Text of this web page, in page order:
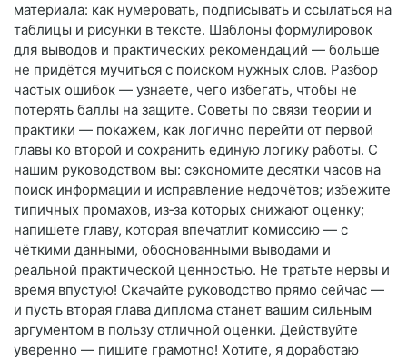
материала: как нумеровать, подписывать и ссылаться на
таблицы и рисунки в тексте. Шаблоны формулировок
для выводов и практических рекомендаций — больше
не придётся мучиться с поиском нужных слов. Разбор
частых ошибок — узнаете, чего избегать, чтобы не
потерять баллы на защите. Советы по связи теории и
практики — покажем, как логично перейти от первой
главы ко второй и сохранить единую логику работы. С
нашим руководством вы: сэкономите десятки часов на
поиск информации и исправление недочётов; избежите
типичных промахов, из‑за которых снижают оценку;
напишете главу, которая впечатлит комиссию — с
чёткими данными, обоснованными выводами и
реальной практической ценностью. Не тратьте нервы и
время впустую! Скачайте руководство прямо сейчас —
и пусть вторая глава диплома станет вашим сильным
аргументом в пользу отличной оценки. Действуйте
уверенно — пишите грамотно! Хотите, я доработаю